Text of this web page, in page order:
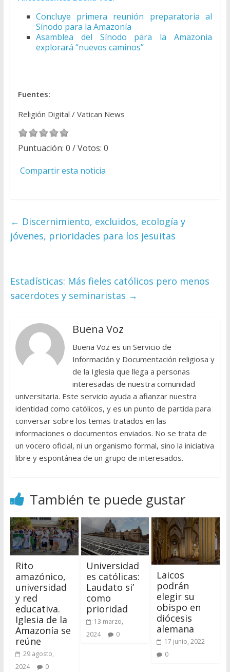
Concluye primera reunión preparatoria al
Sínodo para la Amazonía
Asamblea del Sínodo para la Amazonia
explorará “nuevos caminos”
Fuentes:
Religión Digital / Vatican News
Puntuación: 0 / Votos: 0
Compartir esta noticia
← Discernimiento, excluidos, ecología y
jóvenes, prioridades para los jesuitas
Estadísticas: Más fieles católicos pero menos
sacerdotes y seminaristas →
Buena Voz
Buena Voz es un Servicio de
Información y Documentación religiosa y
de la Iglesia que llega a personas
interesadas de nuestra comunidad
universitaria. Este servicio ayuda a afianzar nuestra
identidad como católicos, y es un punto de partida para
conversar sobre los temas tratados en las
informaciones o documentos enviados. No se trata de
un vocero oficial, ni un organismo formal, sino la iniciativa
libre y espontánea de un grupo de interesados.
También te puede gustar
Rito
amazónico,
universidad
y red
educativa.
Iglesia de la
Amazonía se
reúne
29 agosto,
2024
0
Universidad
es católicas:
Laudato si’
como
prioridad
13 marzo,
2024
0
Laicos
podrán
elegir su
obispo en
diócesis
alemana
17 junio, 2022
0